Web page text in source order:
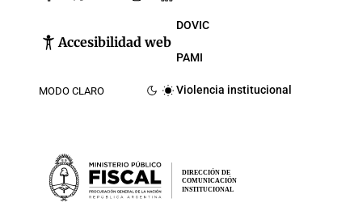
Accesibilidad web
MODO CLARO
DOVIC
PAMI
Violencia institucional
DIRECCIÓN DE
COMUNICACIÓN
INSTITUCIONAL